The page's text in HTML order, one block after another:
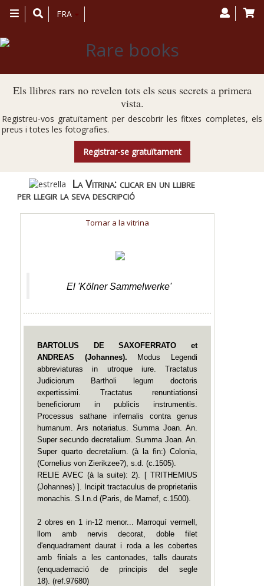
Toggle
navigation
FRA
Els llibres rars no revelen tots els seus secrets a primera
vista.
Registreu-vos gratuïtament per descobrir les fitxes completes, els
preus i totes les fotografies.
Registrar-se gratuïtament
La Vitrina: clicar en un llibre
per llegir la seva descripció
Tornar a la vitrina
El 'Kölner Sammelwerke'
BARTOLUS DE SAXOFERRATO et
ANDREAS (Johannes). Modus Legendi
abbreviaturas in utroque iure. Tractatus
Judiciorum Bartholi legum doctoris
expertissimi. Tractatus renuntiationsi
beneficiorum in publicis instrumentis.
Processus sathane infernalis contra genus
humanum. Ars notariatus. Summa Joan. An.
Super secundo decretalium. Summa Joan. An.
Super quarto decretalium. (à la fin:) Colonia,
(Cornelius von Zierikzee?), s.d. (c.1505).
RELIE AVEC (à la suite): 2). [ TRITHEMIUS
(Johannes) ]. Incipit tractaculus de proprietariis
monachis. S.l.n.d (Paris, de Marnef, c.1500).
2 obres en 1 in-12 menor... Marroquí vermell,
llom amb nervis decorat, doble filet
d'enquadrament daurat i roda a les cobertes
amb finials a les cantonades, talls daurats
(enquadernació de principis del segle
18). (ref.97680)